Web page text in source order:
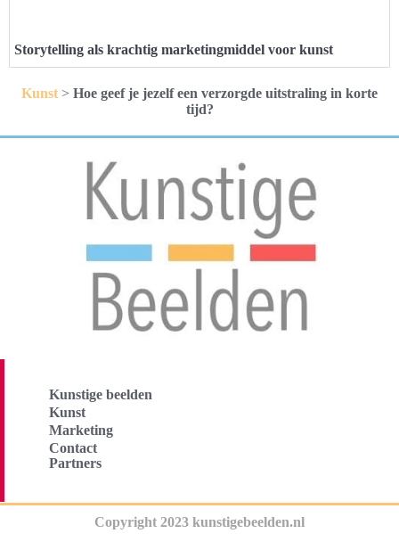
Storytelling als krachtig marketingmiddel voor kunst
Kunst > Hoe geef je jezelf een verzorgde uitstraling in korte
tijd?
Kunstige beelden
Kunst
Marketing
Contact
Partners
Copyright 2023 kunstigebeelden.nl